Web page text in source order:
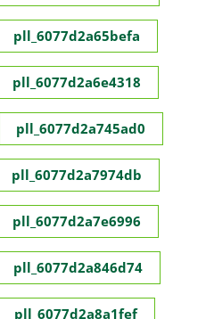
pll_6077d2a65befa
pll_6077d2a6e4318
pll_6077d2a745ad0
pll_6077d2a7974db
pll_6077d2a7e6996
pll_6077d2a846d74
pll_6077d2a8a1fef